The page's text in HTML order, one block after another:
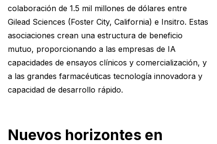
colaboración de 1.5 mil millones de dólares entre
Gilead Sciences (Foster City, California) e Insitro. Estas
asociaciones crean una estructura de beneficio
mutuo, proporcionando a las empresas de IA
capacidades de ensayos clínicos y comercialización, y
a las grandes farmacéuticas tecnología innovadora y
capacidad de desarrollo rápido.
Nuevos horizontes en